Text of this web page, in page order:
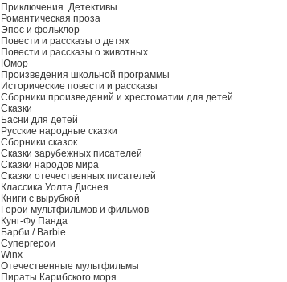
Приключения. Детективы
Романтическая проза
Эпос и фольклор
Повести и рассказы о детях
Повести и рассказы о животных
Юмор
Произведения школьной программы
Исторические повести и рассказы
Сборники произведений и хрестоматии для детей
Сказки
Басни для детей
Русские народные сказки
Сборники сказок
Сказки зарубежных писателей
Сказки народов мира
Сказки отечественных писателей
Классика Уолта Диснея
Книги с вырубкой
Герои мультфильмов и фильмов
Кунг-Фу Панда
Барби / Barbie
Супергерои
Winx
Отечественные мультфильмы
Пираты Карибского моря